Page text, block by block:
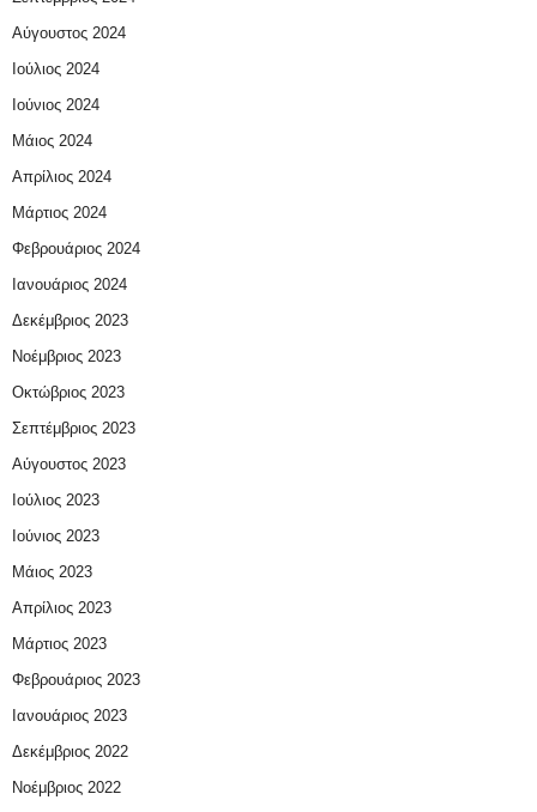
Αύγουστος 2024
Ιούλιος 2024
Ιούνιος 2024
Μάιος 2024
Απρίλιος 2024
Μάρτιος 2024
Φεβρουάριος 2024
Ιανουάριος 2024
Δεκέμβριος 2023
Νοέμβριος 2023
Οκτώβριος 2023
Σεπτέμβριος 2023
Αύγουστος 2023
Ιούλιος 2023
Ιούνιος 2023
Μάιος 2023
Απρίλιος 2023
Μάρτιος 2023
Φεβρουάριος 2023
Ιανουάριος 2023
Δεκέμβριος 2022
Νοέμβριος 2022